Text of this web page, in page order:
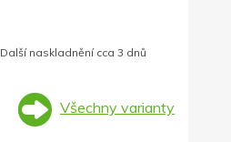
Další naskladnění cca 3 dnů
Všechny varianty